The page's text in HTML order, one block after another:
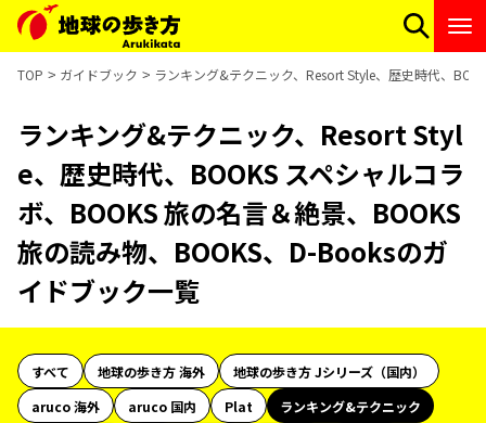
TOP ガイドブック ランキング&テクニック、Resort Style、歴史時代、
ランキング&テクニック、Resort Styl
e、歴史時代、BOOKS スペシャルコラ
ボ、BOOKS 旅の名言＆絶景、BOOKS
旅の読み物、BOOKS、D-Booksのガ
イドブック一覧
すべて 地球の歩き方 海外
地球の歩き方 Jシリーズ（国内）
aruco 海外
aruco 国内 Plat
ランキング&テクニック